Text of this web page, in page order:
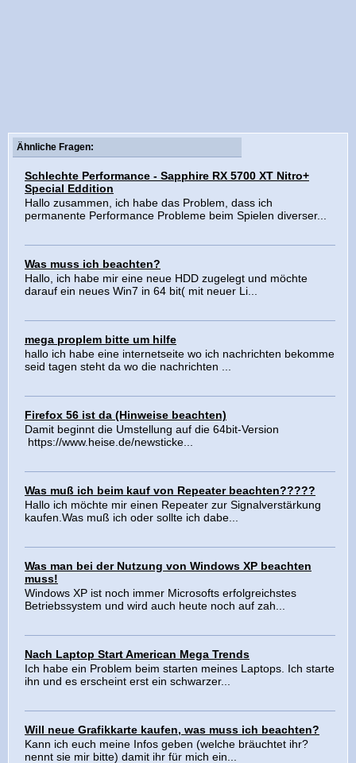
Ähnliche Fragen:
Schlechte Performance - Sapphire RX 5700 XT Nitro+
Special Eddition
Hallo zusammen, ich habe das Problem, dass ich
permanente Performance Probleme beim Spielen diverser...
Was muss ich beachten?
Hallo, ich habe mir eine neue HDD zugelegt und möchte
darauf ein neues Win7 in 64 bit( mit neuer Li...
mega proplem bitte um hilfe
hallo ich habe eine internetseite wo ich nachrichten bekomme
seid tagen steht da wo die nachrichten ...
Firefox 56 ist da (Hinweise beachten)
Damit beginnt die Umstellung auf die 64bit-Version
https://www.heise.de/newsticke...
Was muß ich beim kauf von Repeater beachten?????
Hallo ich möchte mir einen Repeater zur Signalverstärkung
kaufen.Was muß ich oder sollte ich dabe...
Was man bei der Nutzung von Windows XP beachten
muss!
Windows XP ist noch immer Microsofts erfolgreichstes
Betriebssystem und wird auch heute noch auf zah...
Nach Laptop Start American Mega Trends
Ich habe ein Problem beim starten meines Laptops. Ich starte
ihn und es erscheint erst ein schwarzer...
Will neue Grafikkarte kaufen, was muss ich beachten?
Kann ich euch meine Infos geben (welche bräuchtet ihr?
nennt sie mir bitte) damit ihr für mich ein...